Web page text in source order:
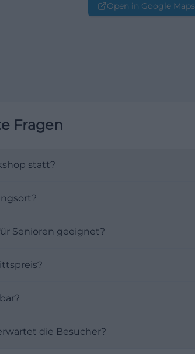
Open in Google Maps
Fragen
statt?
Senioren geeignet?
die Besucher?